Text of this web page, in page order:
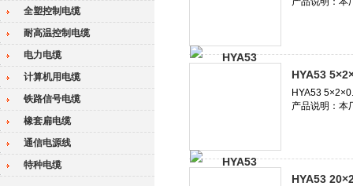
全塑控制电缆
耐高温控制电缆
电力电缆
计算机用电缆
铁路信号电缆
橡套扁电缆
通信电源线
特种电缆
HYA53
HYA53